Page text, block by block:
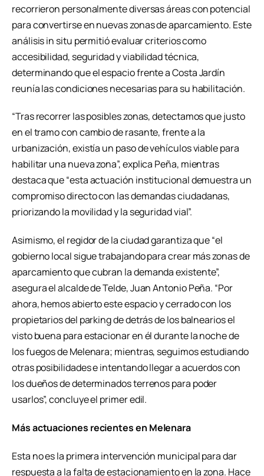
recorrieron personalmente diversas áreas con potencial
para convertirse en nuevas zonas de aparcamiento. Este
análisis in situ permitió evaluar criterios como
accesibilidad, seguridad y viabilidad técnica,
determinando que el espacio frente a Costa Jardín
reunía las condiciones necesarias para su habilitación.
“Tras recorrer las posibles zonas, detectamos que justo
en el tramo con cambio de rasante, frente a la
urbanización, existía un paso de vehículos viable para
habilitar una nueva zona”, explica Peña, mientras
destaca que “esta actuación institucional demuestra un
compromiso directo con las demandas ciudadanas,
priorizando la movilidad y la seguridad vial”.
Asimismo, el regidor de la ciudad garantiza que “el
gobierno local sigue trabajando para crear más zonas de
aparcamiento que cubran la demanda existente”,
asegura el alcalde de Telde, Juan Antonio Peña. “Por
ahora, hemos abierto este espacio y cerrado con los
propietarios del parking de detrás de los balnearios el
visto buena para estacionar en él durante la noche de
los fuegos de Melenara; mientras, seguimos estudiando
otras posibilidades e intentando llegar a acuerdos con
los dueños de determinados terrenos para poder
usarlos”, concluye el primer edil.
Más actuaciones recientes en Melenara
Esta no es la primera intervención municipal para dar
respuesta a la falta de estacionamiento en la zona. Hace